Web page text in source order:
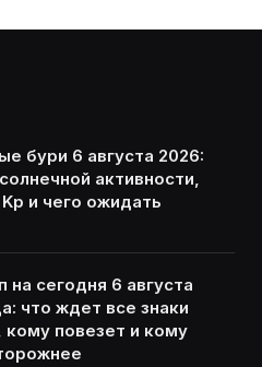
бури 6 августа 2026:
активности,
и чего ожидать
на сегодня 6 августа
что ждет все знаки
кому повезет и кому